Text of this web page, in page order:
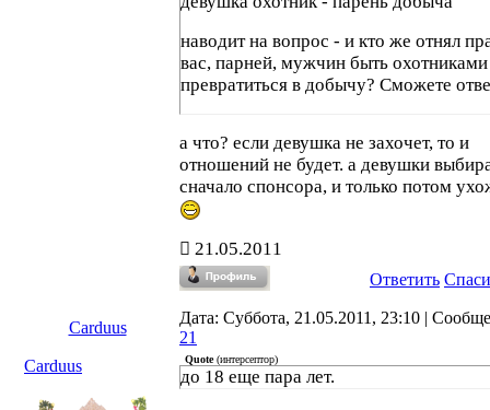
наводит на вопрос - и кто же отнял
вас, парней, мужчин быть
превратиться в добычу? Сможете
а что? если девушка не захочет, то и
отношений не будет. а девушки
сначало спонсора, и только потом
21.05.2011
Ответить
Carduus
Дата: Суббота, 21.05.2011, 23:10 |
21
Carduus
Quote(интерсептор)
до 18 еще пара лет.